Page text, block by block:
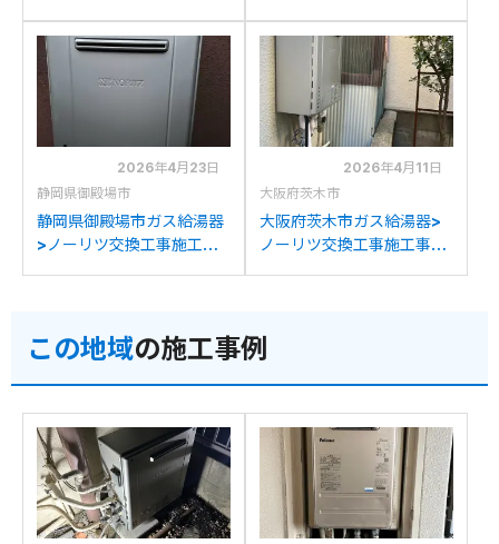
GT-C2032SAWXからノ
ーリツGT-C2072SAW BL
への交換
GT-C2032SAWXからノ
ーリツGT-C2072SAW BL
への交換
2026年4月23日
静岡県御殿場市
静岡県御殿場市ガス給湯器
>ノーリツ交換工事施工事
2026年4月11日
大阪府茨木市
大阪府茨木市ガス給湯器>
ノーリツ交換工事施工事
換
この地域の施工事例